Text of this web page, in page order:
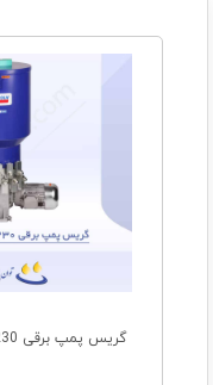
گریس پمپ برقی P230 لینکلن آلمان